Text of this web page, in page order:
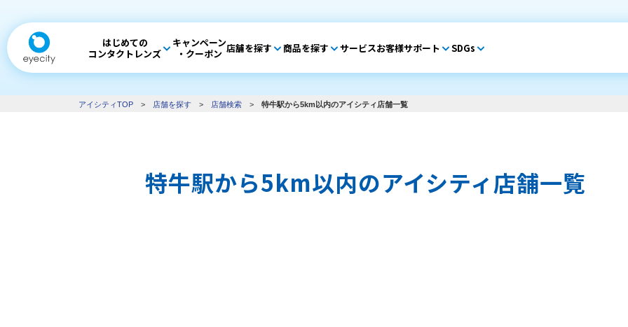
はじめての
コンタクトレンズ
キャンペーン
・クーポン 店舗を探す 商品を探す サービスお客様サポート SDGs
アイシティTOP > 店舗を探す > 店舗検索 > 特牛駅から5km以内のアイシティ店舗一覧
特牛駅から5km以内のアイシティ店舗一覧